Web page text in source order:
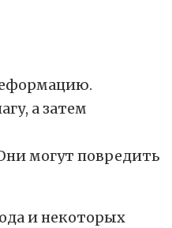
а затем
могут повредить
и некоторых